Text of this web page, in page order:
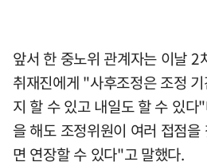
앞서 한 중노위 관계자는 이날 2
취재진에게 "사후조정은 조정
지 할 수 있고 내일도 할 수 있
을 해도 조정위원이 여러 접점
면 연장할 수 있다"고 말했다.